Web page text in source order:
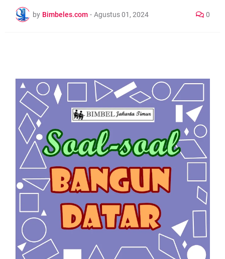
by Bimbeles.com - Agustus 01, 2024 0